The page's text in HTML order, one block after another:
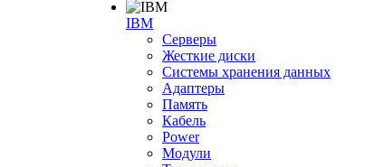
IBM
Серверы
Жесткие диски
Системы хранения данных
Адаптеры
Память
Кабель
Power
Модули